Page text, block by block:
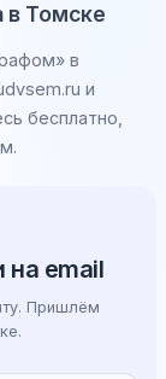
в Томске
в
и
бесплатно,
на email
Пришлём